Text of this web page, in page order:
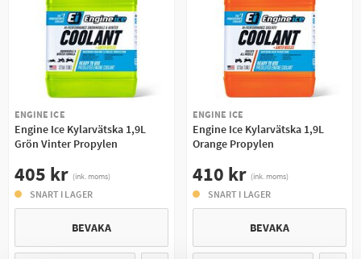
ENGINE ICE
Engine Ice Kylarvätska 1,9L
Grön Vinter Propylen
405 kr (ink. moms)
SNART I LAGER
BEVAKA
ENGINE ICE
Engine Ice Kylarvätska 1,9L
Orange Propylen
410 kr (ink. moms)
SNART I LAGER
BEVAKA